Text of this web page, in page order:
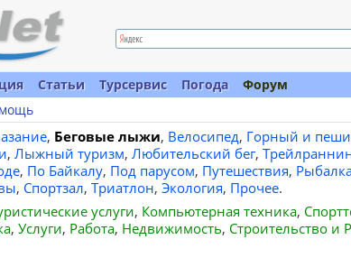
Статьи Турсервис Погода
Форум
, Беговые лыжи, Велосипед, Горный и
, Лыжный туризм, Любительский бег,
, По Байкалу, Под парусом, Путешествия,
, Спортзал, Триатлон, Экология, Прочее.
услуги, Компьютерная техника,
, Услуги, Работа, Недвижимость, Строительство и